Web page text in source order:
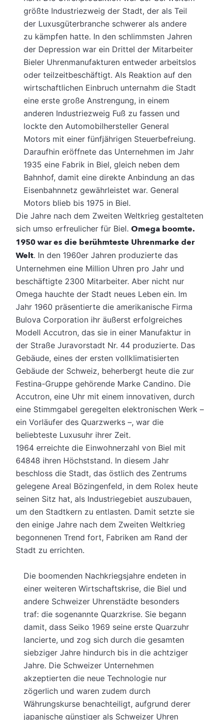
größte Industriezweig der Stadt, der als Teil
der Luxusgüterbranche schwerer als andere
zu kämpfen hatte. In den schlimmsten Jahren
der Depression war ein Drittel der Mitarbeiter
Bieler Uhrenmanufakturen entweder arbeitslos
oder teilzeitbeschäftigt. Als Reaktion auf den
wirtschaftlichen Einbruch unternahm die Stadt
eine erste große Anstrengung, in einem
anderen Industriezweig Fuß zu fassen und
lockte den Automobilhersteller General
Motors mit einer fünfjährigen Steuerbefreiung.
Daraufhin eröffnete das Unternehmen im Jahr
1935 eine Fabrik in Biel, gleich neben dem
Bahnhof, damit eine direkte Anbindung an das
Eisenbahnnetz gewährleistet war. General
Motors blieb bis 1975 in Biel.
Die Jahre nach dem Zweiten Weltkrieg gestalteten
sich umso erfreulicher für Biel. Omega boomte.
1950 war es die berühmteste Uhrenmarke der
Welt. In den 1960er Jahren produzierte das
Unternehmen eine Million Uhren pro Jahr und
beschäftigte 2300 Mitarbeiter. Aber nicht nur
Omega hauchte der Stadt neues Leben ein. Im
Jahr 1960 präsentierte die amerikanische Firma
Bulova Corporation ihr äußerst erfolgreiches
Modell Accutron, das sie in einer Manufaktur in
der Straße Juravorstadt Nr. 44 produzierte. Das
Gebäude, eines der ersten vollklimatisierten
Gebäude der Schweiz, beherbergt heute die zur
Festina-Gruppe gehörende Marke Candino. Die
Accutron, eine Uhr mit einem innovativen, durch
eine Stimmgabel geregelten elektronischen Werk –
ein Vorläufer des Quarzwerks –, war die
beliebteste Luxusuhr ihrer Zeit.
1964 erreichte die Einwohnerzahl von Biel mit
64848 ihren Höchststand. In diesem Jahr
beschloss die Stadt, das östlich des Zentrums
gelegene Areal Bözingenfeld, in dem Rolex heute
seinen Sitz hat, als Industriegebiet auszubauen,
um den Stadtkern zu entlasten. Damit setzte sie
den einige Jahre nach dem Zweiten Weltkrieg
begonnenen Trend fort, Fabriken am Rand der
Stadt zu errichten.
Die boomenden Nachkriegsjahre endeten in
einer weiteren Wirtschaftskrise, die Biel und
andere Schweizer Uhrenstädte besonders
traf: die sogenannte Quarzkrise. Sie begann
damit, dass Seiko 1969 seine erste Quarzuhr
lancierte, und zog sich durch die gesamten
siebziger Jahre hindurch bis in die achtziger
Jahre. Die Schweizer Unternehmen
akzeptierten die neue Technologie nur
zögerlich und waren zudem durch
Währungskurse benachteiligt, aufgrund derer
japanische günstiger als Schweizer Uhren